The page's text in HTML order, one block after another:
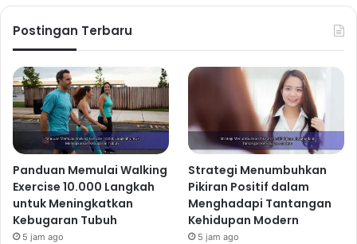
Postingan Terbaru
Panduan Memulai Walking
Exercise 10.000 Langkah
untuk Meningkatkan
Kebugaran Tubuh
5 jam ago
Strategi Menumbuhkan
Pikiran Positif dalam
Menghadapi Tantangan
Kehidupan Modern
5 jam ago